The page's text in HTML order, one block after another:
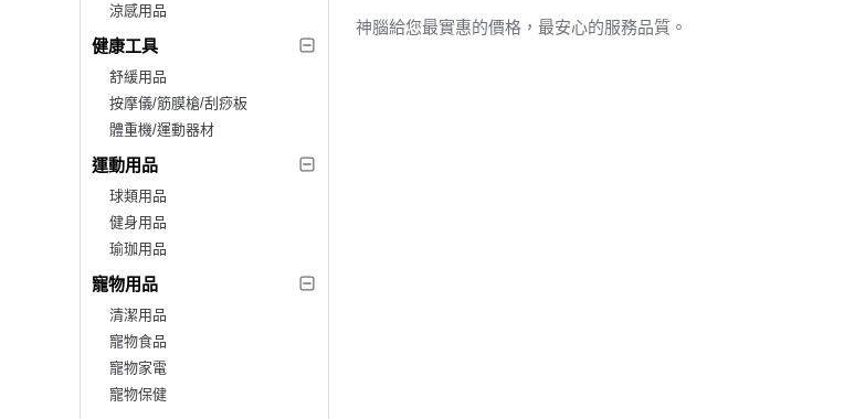
涼感用品
健康工具
舒緩用品
按摩儀/筋膜槍/刮痧板
體重機/運動器材
運動用品
球類用品
健身用品
瑜珈用品
寵物用品
清潔用品
寵物食品
寵物家電
寵物保健
神腦給您最實惠的價格，最安心的服務品質。